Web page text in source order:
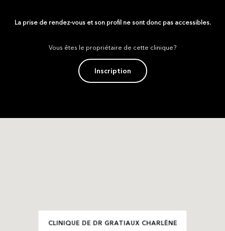
La prise de rendez-vous et son profil ne sont donc pas accessibles.
Vous êtes le propriétaire de cette clinique?
Inscription
CLINIQUE DE DR GRATIAUX CHARLÈNE